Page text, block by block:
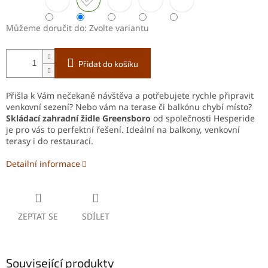
Můžeme doručit do: Zvolte variantu
Přidat do košíku
Přišla k Vám nečekaně návštěva a potřebujete rychle připravit
venkovní sezení? Nebo vám na terase či balkónu chybí místo?
Skládací zahradní židle Greensboro od společnosti Hesperide
je pro vás to perfektní řešení. Ideální na balkony, venkovní
terasy i do restaurací.
Detailní informace
ZEPTAT SE SDÍLET
Související produkty